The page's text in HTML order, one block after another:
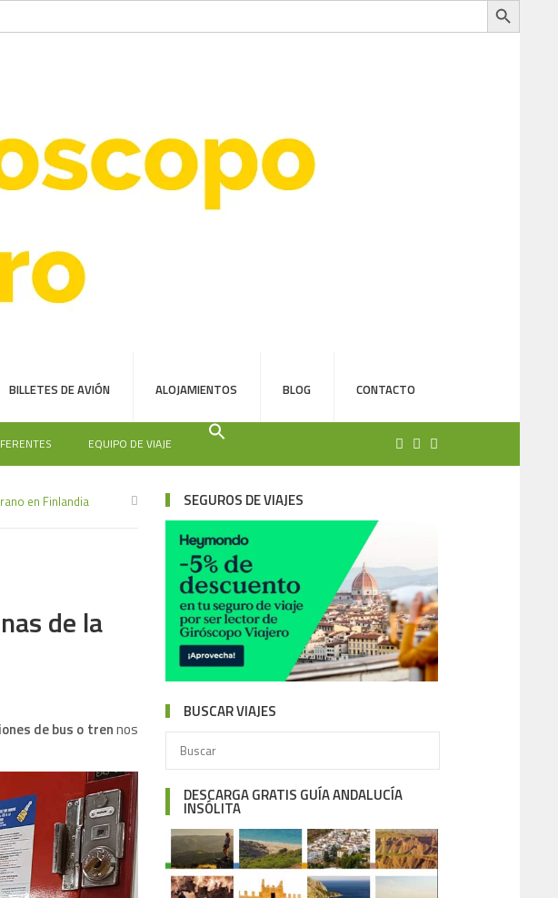
BILLETES DE AVIÓN ALOJAMIENTOS BLOG CONTACTO
EQUIPO DE VIAJE
en Finlandia
de la
de bus o trennos
SEGUROS DE VIAJES
BUSCAR VIAJES
DESCARGA GRATIS GUÍA ANDALUCÍA
INSÓLITA